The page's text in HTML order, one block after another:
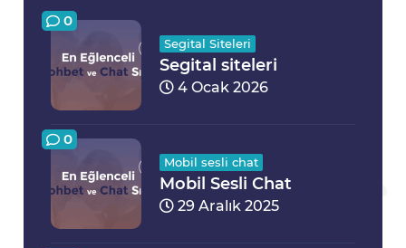
0
Segital Siteleri
Segital siteleri
4 Ocak 2026
0
Mobil sesli chat
Mobil Sesli Chat
29 Aralık 2025